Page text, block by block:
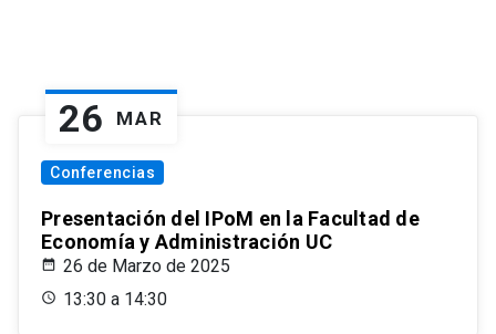
26 MAR
Conferencias
Presentación del IPoM en la Facultad de
Economía y Administración UC
26 de Marzo de 2025
13:30 a 14:30